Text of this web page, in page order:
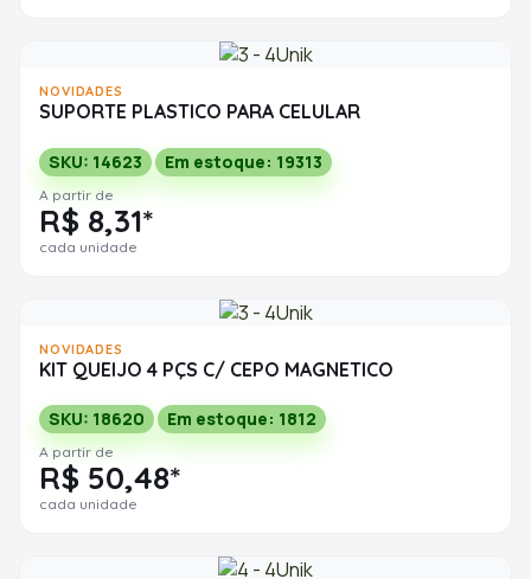
NOVIDADES
SUPORTE PLASTICO PARA CELULAR
SKU: 14623 Em estoque: 19313
A partir de
R$ 8,31*
cada unidade
NOVIDADES
KIT QUEIJO 4 PÇS C/ CEPO MAGNETICO
SKU: 18620 Em estoque: 1812
A partir de
R$ 50,48*
cada unidade